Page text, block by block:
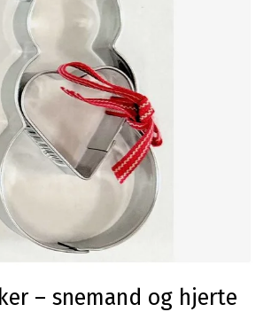
– snemand og hjerte